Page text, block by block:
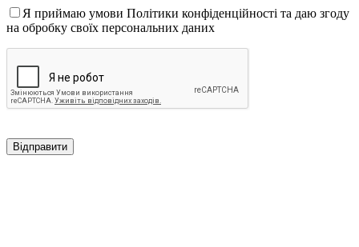
Я приймаю умови Політики конфіденційності та даю згоду
на обробку своїх персональних даних